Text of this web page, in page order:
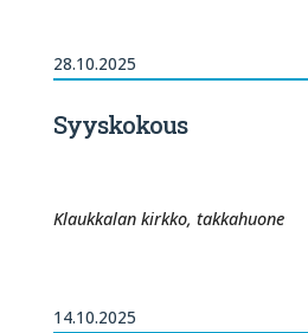
28.10.2025
Syyskokous
Klaukkalan kirkko, takkahuone
14.10.2025